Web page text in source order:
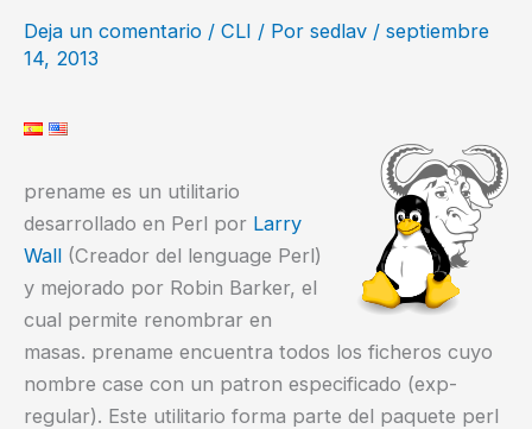
Deja un comentario / CLI / Por sedlav / septiembre
14, 2013
prename es un utilitario
desarrollado en Perl por Larry
Wall (Creador del lenguage Perl)
y mejorado por Robin Barker, el
cual permite renombrar en
masas. prename encuentra todos los ficheros cuyo
nombre case con un patron especificado (exp-
regular). Este utilitario forma parte del paquete perl